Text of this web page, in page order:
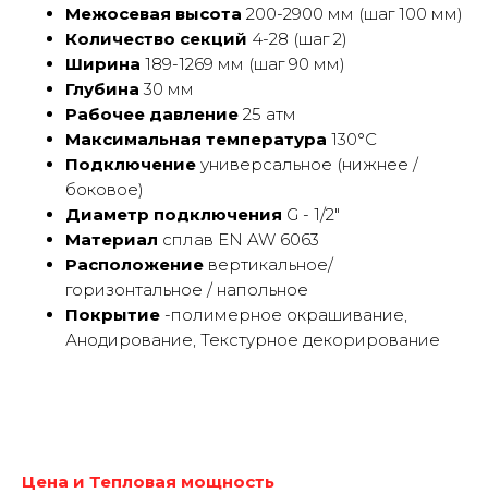
Межосевая высота 200-2900 мм (шаг 100 мм)
Количество секций 4-28 (шаг 2)
Ширина 189-1269 мм (шаг 90 мм)
Глубина 30 мм
Рабочее давление 25 атм
Максимальная температура 130°С
Подключение универсальное (нижнеe /
бoкoвoе)
Диаметр подключения G - 1/2"
Материал сплав EN AW 6063
Расположение вертикальное/
горизонтальное / напольное
Покрытие -полимерное окрашивание,
Анодирование, Текстурное декорирование
Цена и Тепловая мощность